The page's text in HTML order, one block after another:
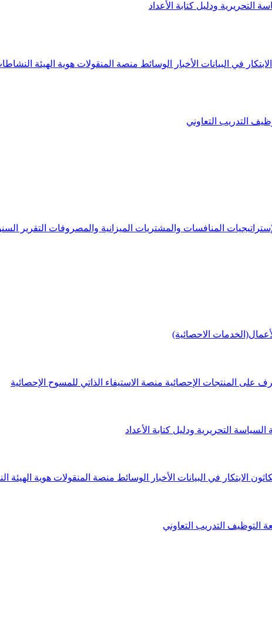
التحريرية ودليل كتابة الأعداد
في البيانات الأخبار الوسائط منصة المنقولات هوية الهيئة
التدريب التعاوني
المنافسات والمشتريات الميزانية والمصروفات التقرير
الاحصائية)
على المنتجات الإحصائية منصة الاستيفاء الذاتي للمسوح الإحصائية
السياسة التحريرية ودليل كتابة الأعداد
الابتكار في البيانات الأخبار الوسائط منصة المنقولات هوية الهيئة
التوظيف التدريب التعاوني